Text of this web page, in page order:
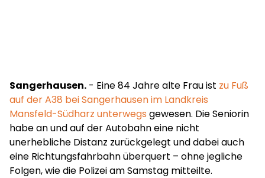
Sangerhausen. - Eine 84 Jahre alte Frau ist zu Fuß
auf der A38 bei Sangerhausen im Landkreis
Mansfeld-Südharz unterwegs gewesen. Die Seniorin
habe an und auf der Autobahn eine nicht
unerhebliche Distanz zurückgelegt und dabei auch
eine Richtungsfahrbahn überquert – ohne jegliche
Folgen, wie die Polizei am Samstag mitteilte.